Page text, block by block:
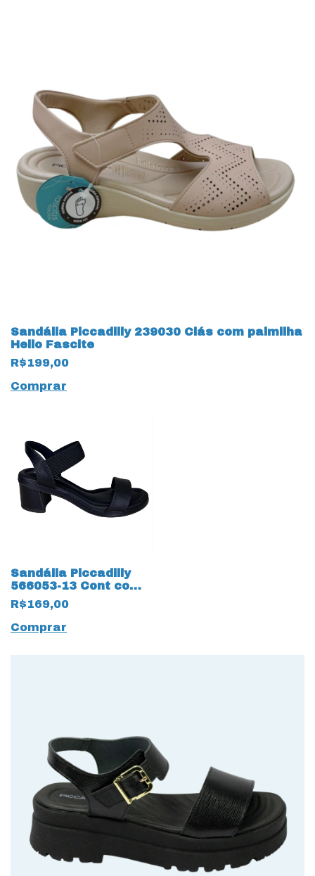
Sandália Piccadilly 239030 Clás com palmilha
Hello Fascite
R$199,00
Comprar
Sandália Piccadilly
566053-13 Cont com
elástico Canelado
R$169,00
Comprar